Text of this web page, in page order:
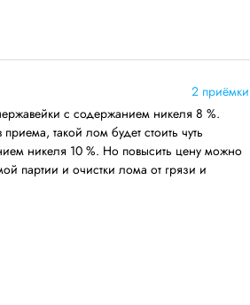
2 приёмки
с содержанием никеля 8 %.
такой лом будет стоить чуть
никеля 10 %. Но повысить цену можно
партии и очистки лома от грязи и